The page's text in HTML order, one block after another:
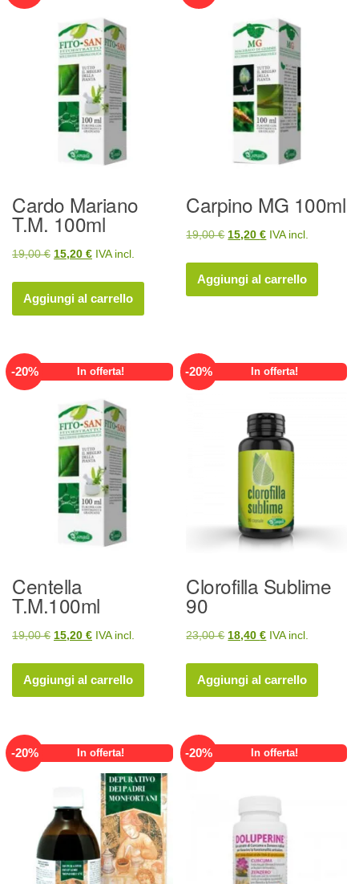
Cardo Mariano
T.M. 100ml
19,00€ Il
originale
era:
15,20 €Il
attuale
è:
IVA incl.
Aggiungi al carrello
Carpino MG 100ml
19,00€ Il
originale
era:
15,20€Il
attuale
è:
IVA incl.
Aggiungi al carrello
-20% In offerta!
Centella
T.M.100ml
19,00€ Il
originale
era:
15,20 €Il
attuale
è:
IVA incl.
Aggiungi al carrello
-20% In offerta!
Clorofilla Sublime
90
23,00€ Il
originale
era:
18,40€Il
attuale
è:
IVA incl.
Aggiungi al carrello
-20% In offerta! -20% In offerta!